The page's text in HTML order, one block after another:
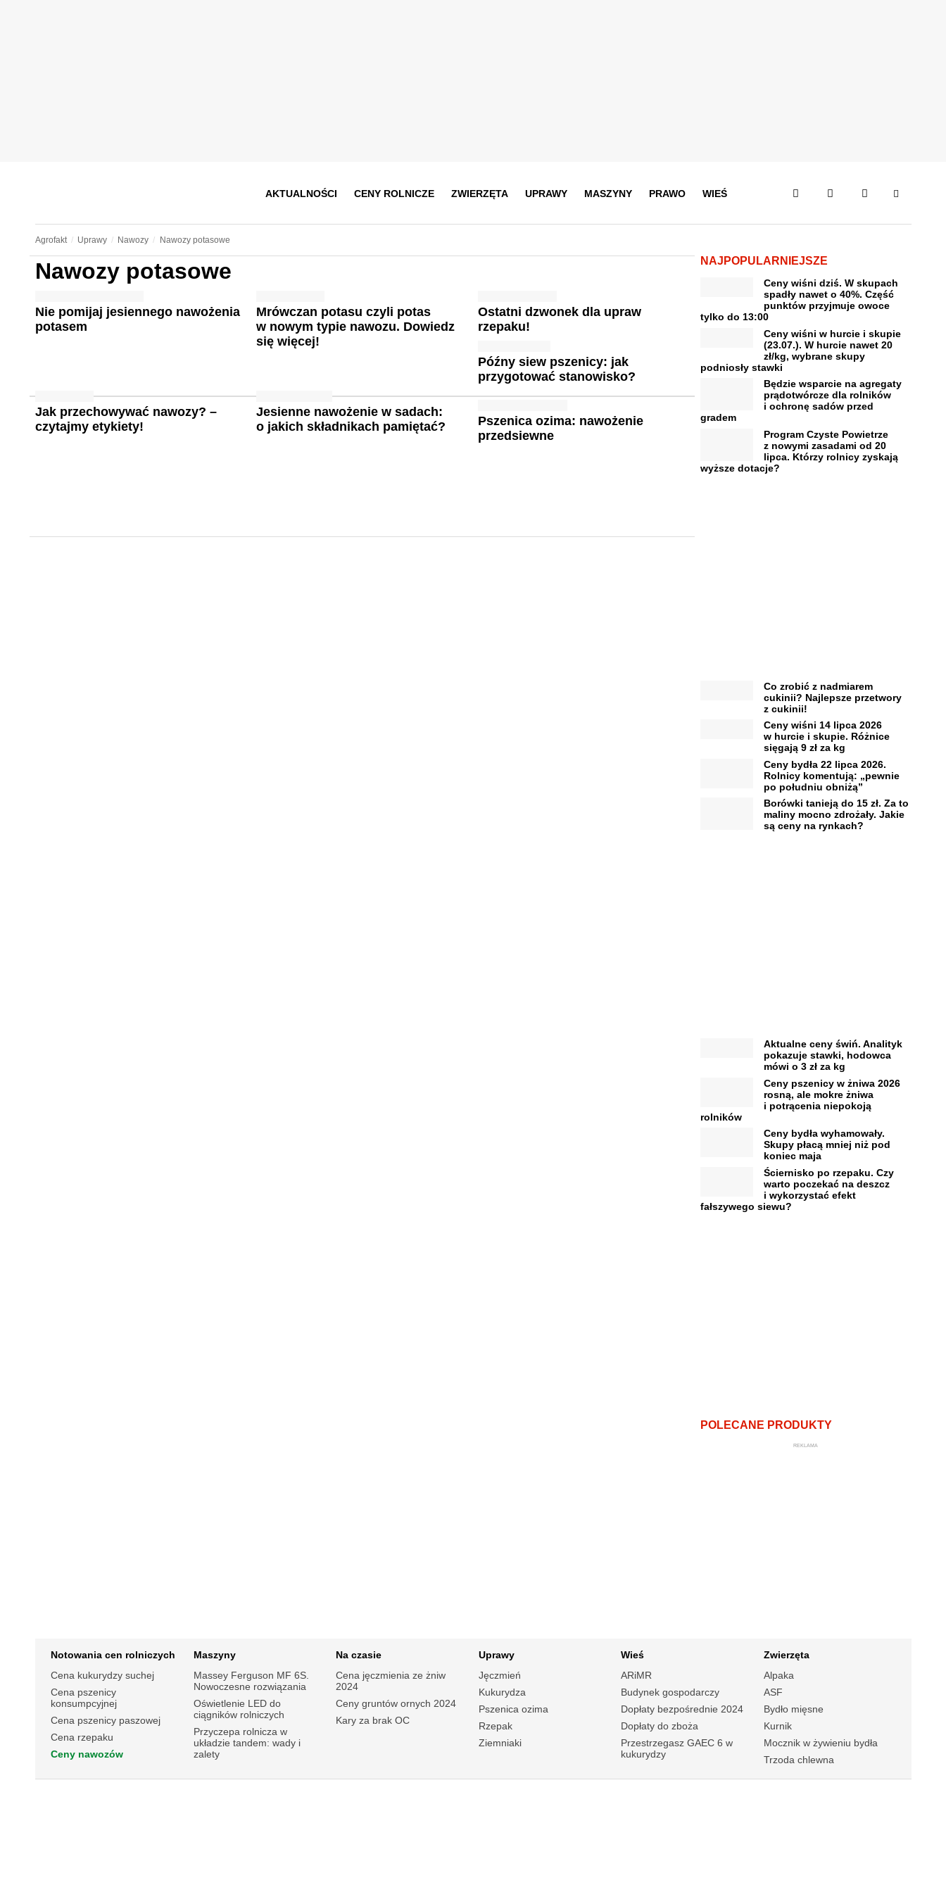
AKTUALNOŚCI CENY ROLNICZE ZWIERZĘTA UPRAWY MASZYNY PRAWO WIEŚ
Agrofakt Uprawy Nawozy Nawozy potasowe
Nawozy potasowe
Nie pomijaj jesiennego nawożenia
potasem
Mrówczan potasu czyli potas
w nowym typie nawozu. Dowiedz
się więcej!
Ostatni dzwonek dla upraw
rzepaku!
Późny siew pszenicy: jak
przygotować stanowisko?
Jak przechowywać nawozy? –
czytajmy etykiety!
Jesienne nawożenie w sadach:
o jakich składnikach pamiętać?
Pszenica ozima: nawożenie
przedsiewne
NAJPOPULARNIEJSZE
Ceny wiśni dziś. W skupach
spadły nawet o 40%. Część
punktów przyjmuje owoce
tylko do 13:00
Ceny wiśni w hurcie i skupie
(23.07.). W hurcie nawet 20
zł/kg, wybrane skupy
podniosły stawki
Będzie wsparcie na agregaty
prądotwórcze dla rolników
i ochronę sadów przed
gradem
Program Czyste Powietrze
z nowymi zasadami od 20
lipca. Którzy rolnicy zyskają
wyższe dotacje?
Co zrobić z nadmiarem
cukinii? Najlepsze przetwory
z cukinii!
Ceny wiśni 14 lipca 2026
w hurcie i skupie. Różnice
sięgają 9 zł za kg
Ceny bydła 22 lipca 2026.
Rolnicy komentują: „pewnie
po południu obniżą”
Borówki tanieją do 15 zł. Za to
maliny mocno zdrożały. Jakie
są ceny na rynkach?
Aktualne ceny świń. Analityk
pokazuje stawki, hodowca
mówi o 3 zł za kg
Ceny pszenicy w żniwa 2026
rosną, ale mokre żniwa
i potrącenia niepokoją
rolników
Ceny bydła wyhamowały.
Skupy płacą mniej niż pod
koniec maja
Ściernisko po rzepaku. Czy
warto poczekać na deszcz
i wykorzystać efekt
fałszywego siewu?
POLECANE PRODUKTY
REKLAMA
Notowania cen rolniczych
Cena kukurydzy suchej
Cena pszenicy
konsumpcyjnej
Cena pszenicy paszowej
Cena rzepaku
Ceny nawozów
Maszyny
Massey Ferguson MF 6S.
Nowoczesne rozwiązania
Oświetlenie LED do
ciągników rolniczych
Przyczepa rolnicza w
układzie tandem: wady i
zalety
Na czasie
Cena jęczmienia ze żniw
2024
Ceny gruntów ornych 2024
Kary za brak OC
Uprawy
Jęczmień
Kukurydza
Pszenica ozima
Rzepak
Ziemniaki
Wieś
ARiMR
Budynek gospodarczy
Dopłaty bezpośrednie 2024
Dopłaty do zboża
Przestrzegasz GAEC 6 w
kukurydzy
Zwierzęta
Alpaka
ASF
Bydło mięsne
Kurnik
Mocznik w żywieniu bydła
Trzoda chlewna